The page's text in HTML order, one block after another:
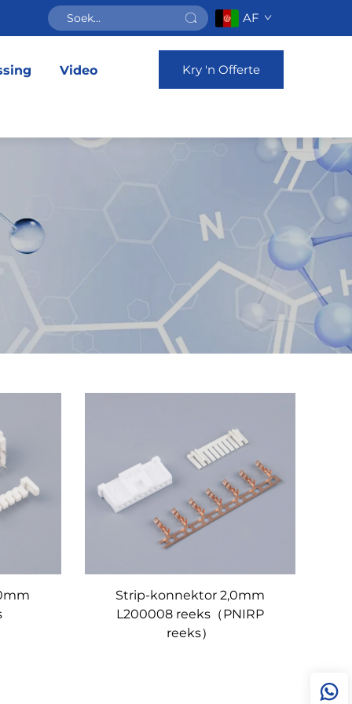
AF
Video Kry 'n Offerte
Strip-konnektor 2,0mm
L200008 reeks（PNIRP
reeks）